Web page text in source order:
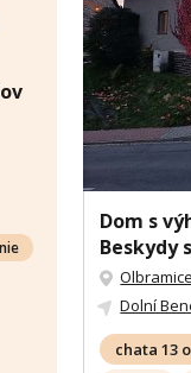
Dom s
Beskydy
Olbramice
Dolní
chata 13